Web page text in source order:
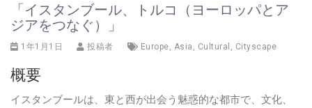
「イスタンブール、トルコ（ヨーロッパとア
ジアをつなぐ）」
1年1月1日 投稿者 Europe, Asia , Cultural , Cityscape
概要
イスタンブールは、東と西が出会う魅惑的な都市で、文化、